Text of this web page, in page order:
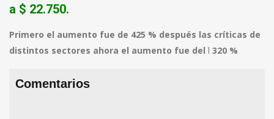
a $ 22.750.
Primero el aumento fue de 425 % después las críticas de
distintos sectores ahora el aumento fue del l 320 %
Comentarios